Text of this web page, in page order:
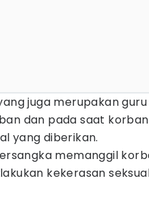
juga merupakan
dan pada saat
yang diberikan.
memanggil
kekerasan